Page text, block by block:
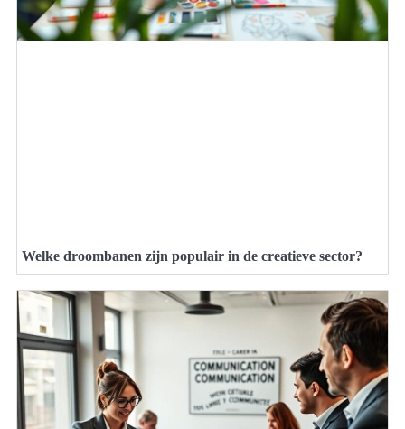
Welke droombanen zijn populair in de creatieve sector?